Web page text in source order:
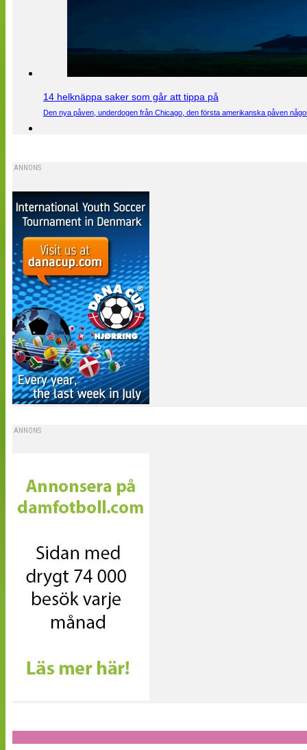
14 helknäppa saker som går att tippa på
Den nya påven, underdogen från Chicago, den första amerikanska påven
ANNONS
ANNONS